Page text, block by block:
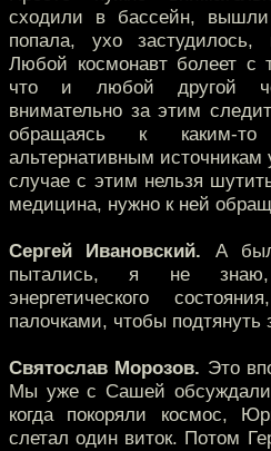
сходили в бассейн,
попала, ухо
Любой космонавт болеет с
что и любой другой
внимательно за этим
обращаясь к каким-то
альтернативным
случае с этим нельзя
медицина, нужно к ней
Сергей Ивановский. А
пытались, я не знаю,
энергетического
палочками, чтобы подтянуть
Святослав Морозов. Это
Мы уже с Сашей
когда покоряли космос,
слетал один виток. Потом